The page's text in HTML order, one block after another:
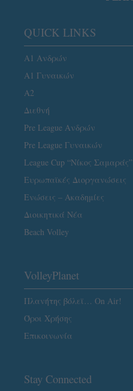
QUICK LINKS
Α1 Ανδρών
Α1 Γυναικών
A2
Διεθνή
Pre League Ανδρών
Pre League Γυναικών
League Cup “Νίκος Σαμαράς”
Ευρωπαϊκές Διοργανώσεις
Ενώσεις – Ακαδημίες
Διοικητικά Νέα
Beach Volley
VolleyPlanet
Πλανήτης βόλεϊ… On Air!
Όροι Χρήσης
Επικοινωνία
Stay Connected